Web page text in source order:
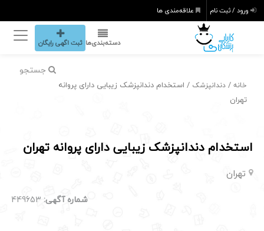
ورود / ثبت نام علاقه‌مندی ها
دسته‌بندی‌ها ثبت اگهی رایگان
جستجو
خانه /دندانپزشک / استخدام دندانپزشک زیبایی دارای پروانه
تهران
استخدام دندانپزشک زیبایی دارای پروانه تهران
تهران
شماره آگهی: 449653